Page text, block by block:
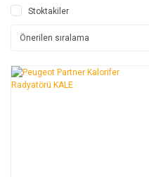
Stoktakiler